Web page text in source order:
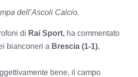
dell’Ascoli Calcio.
di Rai Sport, ha commentato
bianconeri a Brescia (1-1).
bene, il campo